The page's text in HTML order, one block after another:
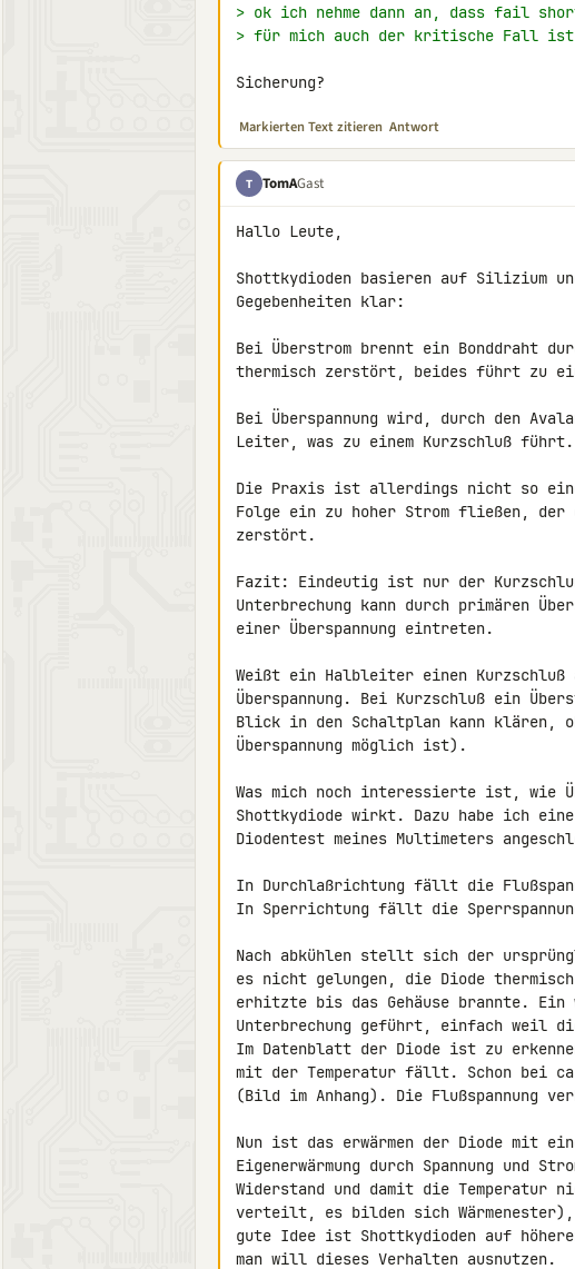
> ok ich nehme dann an, dass fail
> für mich auch der kritische Fall
Sicherung?
Markierten Text zitieren Antwort
T TomAGast
Hallo Leute,
Shottkydioden basieren auf Silizium
Gegebenheiten klar:
Bei Überstrom brennt ein Bonddraht
thermisch zerstört, beides führt zu
Bei Überspannung wird, durch den
Leiter, was zu einem Kurzschluß führt.
Die Praxis ist allerdings nicht so
Folge ein zu hoher Strom fließen,
zerstört.
Fazit: Eindeutig ist nur der
Unterbrechung kann durch primären
einer Überspannung eintreten.
Weißt ein Halbleiter einen
Überspannung. Bei Kurzschluß ein
Blick in den Schaltplan kann klären,
Überspannung möglich ist).
Was mich noch interessierte ist, wie
Shottkydiode wirkt. Dazu habe ich
Diodentest meines Multimeters
In Durchlaßrichtung fällt die
In Sperrichtung fällt die
Nach abkühlen stellt sich der
es nicht gelungen, die Diode
erhitzte bis das Gehäuse brannte.
Unterbrechung geführt, einfach weil
Im Datenblatt der Diode ist zu
mit der Temperatur fällt. Schon bei
(Bild im Anhang). Die Flußspannung
Nun ist das erwärmen der Diode mit
Eigenerwärmung durch Spannung und
Widerstand und damit die Temperatur
verteilt, es bilden sich
gute Idee ist Shottkydioden auf
man will dieses Verhalten ausnutzen.